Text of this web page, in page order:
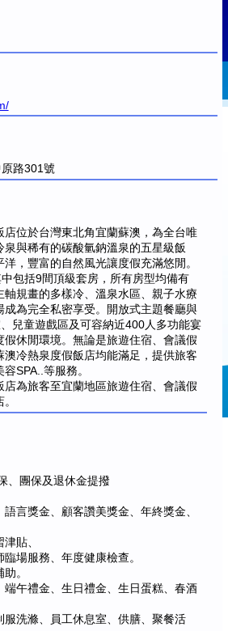
路301號
位於台灣東北角宜蘭蘇澳，為全台唯
與稀有的碳酸氫鈉溫泉的五星級飯
，豐富的自然風光讓度假充滿悠閒。
包括9間頂級套房，所有房型均備有
規畫的多樣冷、溫泉水區、親子水療
成為完全私密享受。開放式主題餐廳與
兒童遊戲區及可容納近400人多功能宴
休閒環境。無論是旅遊住宿、會議假
冷熱泉度假飯店均能滿足，提供旅客
SPA..等服務。
為旅客至宜蘭地區旅遊住宿、會議假
、團保及退休金提撥
言獎金、顧客讚美獎金、年終獎金、
、
場服務、年度健康檢查。
。
午禮金、生日禮金、生日蛋糕、春酒
洗滌、員工休息室、供膳、聚餐活